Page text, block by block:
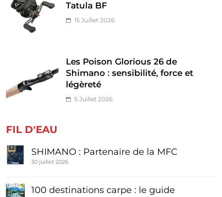
Tatula BF
15 Juillet 2026
Les Poison Glorious 26 de
Shimano : sensibilité, force et
légèreté
5 Juillet 2026
FIL D'EAU
SHIMANO : Partenaire de la MFC
30 juillet 2026
100 destinations carpe : le guide